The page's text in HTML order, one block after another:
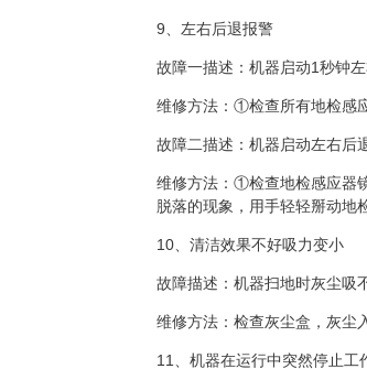
9、左右后退报警
故障一描述：机器启动1秒钟
维修方法：①检查所有地检感
故障二描述：机器启动左右后
维修方法：①检查地检感应器
脱落的现象，用手轻轻掰动地
10、清洁效果不好吸力变小
故障描述：机器扫地时灰尘吸
维修方法：检查灰尘盒，灰尘
11、机器在运行中突然停止工